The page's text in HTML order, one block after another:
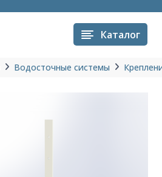
Каталог
Водосточные системы